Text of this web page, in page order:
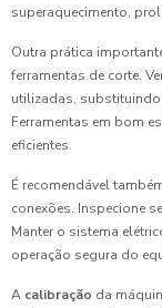
superaquecimento,
Outra prática
ferramentas de corte.
utilizadas,
Ferramentas em bom
eficientes.
É recomendável
conexões. Inspecione
Manter o sistema
operação segura do
A calibração da